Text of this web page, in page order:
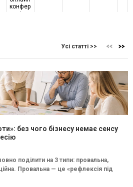
Усі статті >>
без чого бізнесу немає сенсу
поділити на 3 типи: провальна,
Провальна — це «рефлексія під